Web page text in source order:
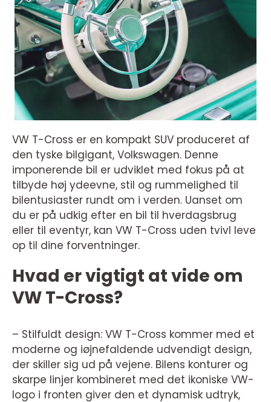
VW T-Cross er en kompakt SUV produceret af
den tyske bilgigant, Volkswagen. Denne
imponerende bil er udviklet med fokus på at
tilbyde høj ydeevne, stil og rummelighed til
bilentusiaster rundt om i verden. Uanset om
du er på udkig efter en bil til hverdagsbrug
eller til eventyr, kan VW T-Cross uden tvivl leve
op til dine forventninger.
Hvad er vigtigt at vide om
VW T-Cross?
– Stilfuldt design: VW T-Cross kommer med et
moderne og iøjnefaldende udvendigt design,
der skiller sig ud på vejene. Bilens konturer og
skarpe linjer kombineret med det ikoniske VW-
logo i fronten giver den et dynamisk udtryk,